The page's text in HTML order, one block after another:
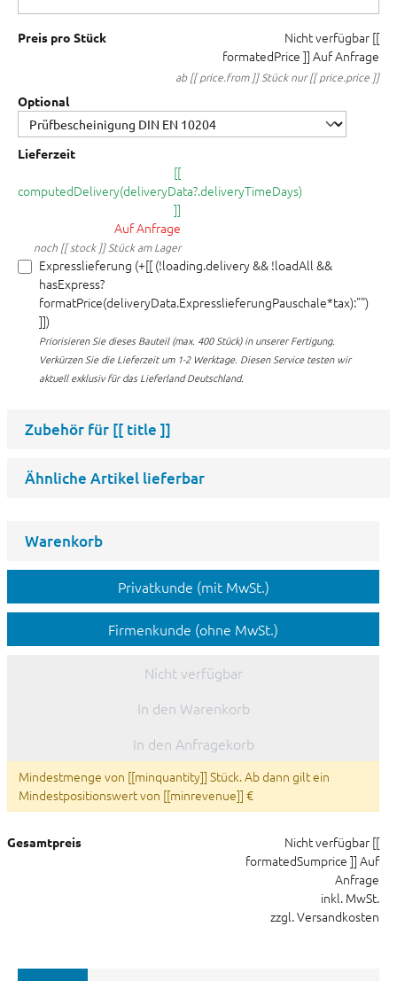
Preis pro Stück Nicht verfügbar [[
formatedPrice ]] Auf Anfrage
ab [[ price.from ]] Stück nur [[ price.price ]]
Optional
Lieferzeit
[[
computedDelivery(deliveryData?.deliveryTimeDays)
]]
Auf Anfrage
noch [[ stock ]] Stück am Lager
Expresslieferung (+[[ (!loading.delivery && !loadAll &&
hasExpress?
formatPrice(deliveryData.ExpresslieferungPauschale*tax):"")
]])
Priorisieren Sie dieses Bauteil (max. 400 Stück) in unserer Fertigung.
Verkürzen Sie die Lieferzeit um 1-2 Werktage. Diesen Service testen wir
aktuell exklusiv für das Lieferland Deutschland.
Zubehör für [[ title ]]
Ähnliche Artikel lieferbar
Warenkorb
Privatkunde (mit MwSt.)
Firmenkunde (ohne MwSt.)
Nicht verfügbar
In den Warenkorb
In den Anfragekorb
Mindestmenge von [[minquantity]] Stück. Ab dann gilt ein
Mindestpositionswert von [[minrevenue]] €
Gesamtpreis Nicht verfügbar [[
formatedSumprice ]] Auf
Anfrage
inkl. MwSt.
zzgl. Versandkosten